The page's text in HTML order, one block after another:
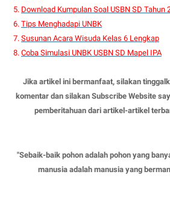
5. Download Kumpulan Soal USBN SD Tahun
6. Tips Menghadapi UNBK
7. Susunan Acara Wisuda Kelas 6 Lengkap
8. Coba Simulasi UNBK USBN SD Mapel IPA
Jika artikel ini bermanfaat, silakan
komentar dan silakan Subscribe Website
pemberitahuan dari artikel-artikel
"Sebaik-baik pohon adalah pohon yang
manusia adalah manusia yang